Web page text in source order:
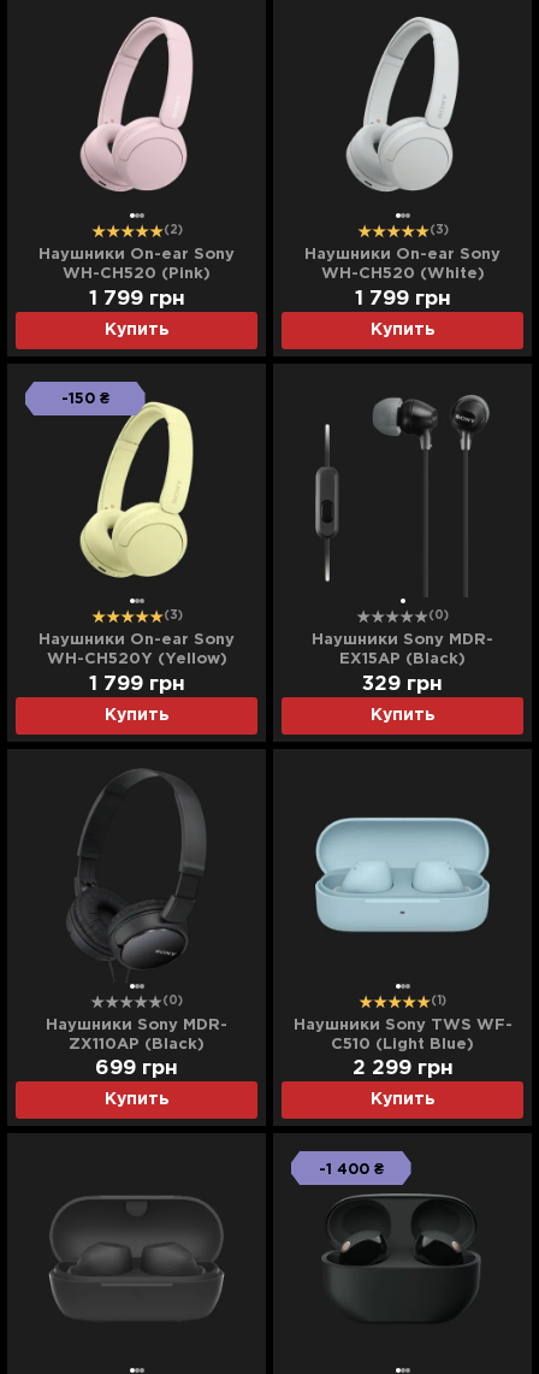
(2)
Наушники On-ear Sony
WH-CH520 (Pink)
Купить
1 799 грн
(3)
Наушники On-ear Sony
WH-CH520 (White)
Купить
1 799 грн
-150 ₴
(3)
Наушники On-ear Sony
WH-CH520Y (Yellow)
(WHCH520Y.CE7)
Купить
1 799 грн
(0)
Наушники Sony MDR-
EX15AP (Black)
(MDREX15APB.CE7)
Купить
329 грн
(0)
Наушники Sony MDR-
ZX110AP (Black)
(MDRZX110APB.CE7)
Купить
699 грн
(1)
Наушники Sony TWS WF-
C510 (Light Blue)
Купить
2 299 грн
-1 400 ₴